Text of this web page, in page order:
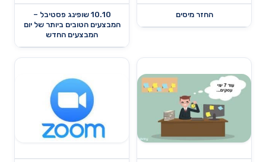
החזר מיסים
10.10 שופינג פסטיבל –
המבצעים הטובים ביותר של יום
המבצעים החדש